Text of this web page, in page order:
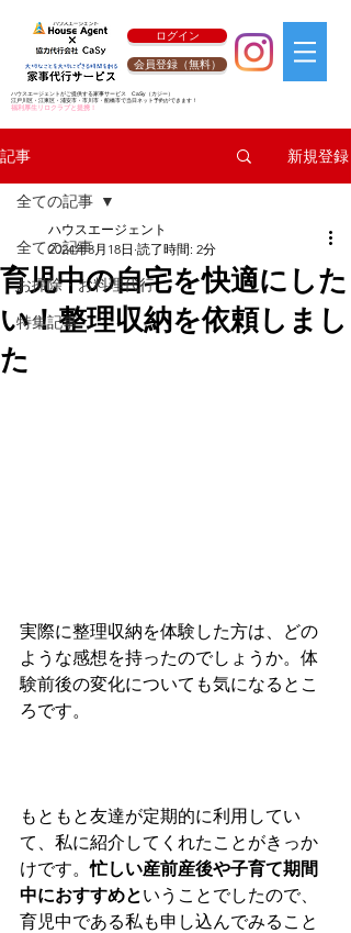
ログイン
会員登録（無料）
ハウスエージェントがご提供する家事サービス CaSy （カジー）
江戸川区・江東区・浦安市・市川市・船橋市で当日ネット予約ができます！
福利厚生リロクラブと提携！
記事 新規登録
全ての記事
お掃除・お料理代行
特集記事
全ての記事
育児中の自宅を快適にした
い！整理収納を依頼しまし
た
ハウスエージェント
2024年3月18日 読了時間: 2分
実際に整理収納を体験した方は、どの
ような感想を持ったのでしょうか。体
験前後の変化についても気になるとこ
ろです。
もともと友達が定期的に利用してい
て、私に紹介してくれたことがきっか
けです。忙しい産前産後や子育て期間
中におすすめということでしたので、
育児中である私も申し込んでみること